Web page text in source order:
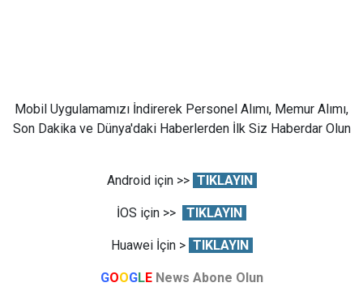
Mobil Uygulamamızı İndirerek Personel Alımı, Memur Alımı,
Son Dakika ve Dünya'daki Haberlerden İlk Siz Haberdar Olun
Android için >> TIKLAYIN
İOS için >> TIKLAYIN
Huawei İçin > TIKLAYIN
GOOGLE News Abone Olun